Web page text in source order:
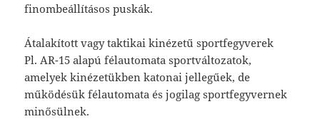
finombeállításos puskák.
Átalakított vagy taktikai kinézetű sportfegyverek
Pl. AR-15 alapú félautomata sportváltozatok,
amelyek kinézetükben katonai jellegűek, de
működésük félautomata és jogilag sportfegyvernek
minősülnek.